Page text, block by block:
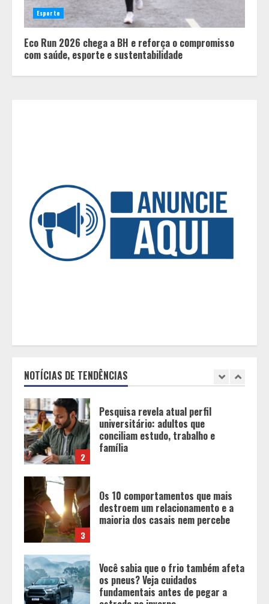
Esporte
Eco Run 2026 chega a BH e reforça o compromisso
com saúde, esporte e sustentabilidade
NOTÍCIAS DE TENDÊNCIAS
Os 10 comportamentos que mais
destroem um relacionamento e a
maioria dos casais nem percebe
5
transformar o WhatsApp em um
canal menos confiável para os
usuários, diz especialista
Entrada na escolinha não significa
2
universitário: adultos que
família
3
Os 10 comportamentos que mais
destroem um relacionamento e a
maioria dos casais nem percebe
4
Você sabia que o frio também afeta
os pneus? Veja cuidados
fundamentais antes de pegar a
estrada no inverno
Projeto em análise no Senado pode
transformar o WhatsApp em um
canal menos confiável para os